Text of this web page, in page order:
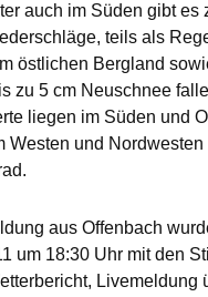
auch im Süden gibt es
teils als
östlichen Bergland
zu 5 cm Neuschnee
liegen im Süden und
Westen und
aus Offenbach
um 18:30 Uhr mit den
Livemeldung